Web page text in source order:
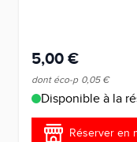
5,00 €
dont éco-p 0,05 €
Disponible à la
Réserver en